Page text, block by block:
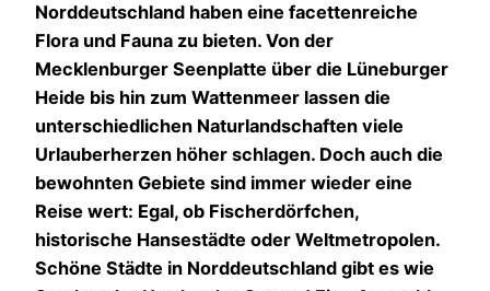
Norddeutschland haben eine facettenreiche
Flora und Fauna zu bieten. Von der
Mecklenburger Seenplatte über die Lüneburger
Heide bis hin zum Wattenmeer lassen die
unterschiedlichen Naturlandschaften viele
Urlauberherzen höher schlagen. Doch auch die
bewohnten Gebiete sind immer wieder eine
Reise wert: Egal, ob Fischerdörfchen,
historische Hansestädte oder Weltmetropolen.
Schöne Städte in Norddeutschland gibt es wie